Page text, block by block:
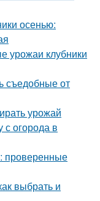
осенью:
урожаи клубники
съедобные от
урожай
с огорода в
проверенные
выбрать и